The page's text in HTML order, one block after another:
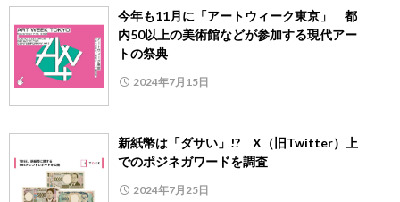
今年も11月に「アートウィーク東京」 都
内50以上の美術館などが参加する現代アー
トの祭典
2024年7月15日
新紙幣は「ダサい」!? X（旧Twitter）上
でのポジネガワードを調査
2024年7月25日